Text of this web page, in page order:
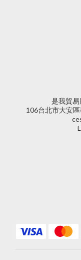
是我貿
106台北市大安